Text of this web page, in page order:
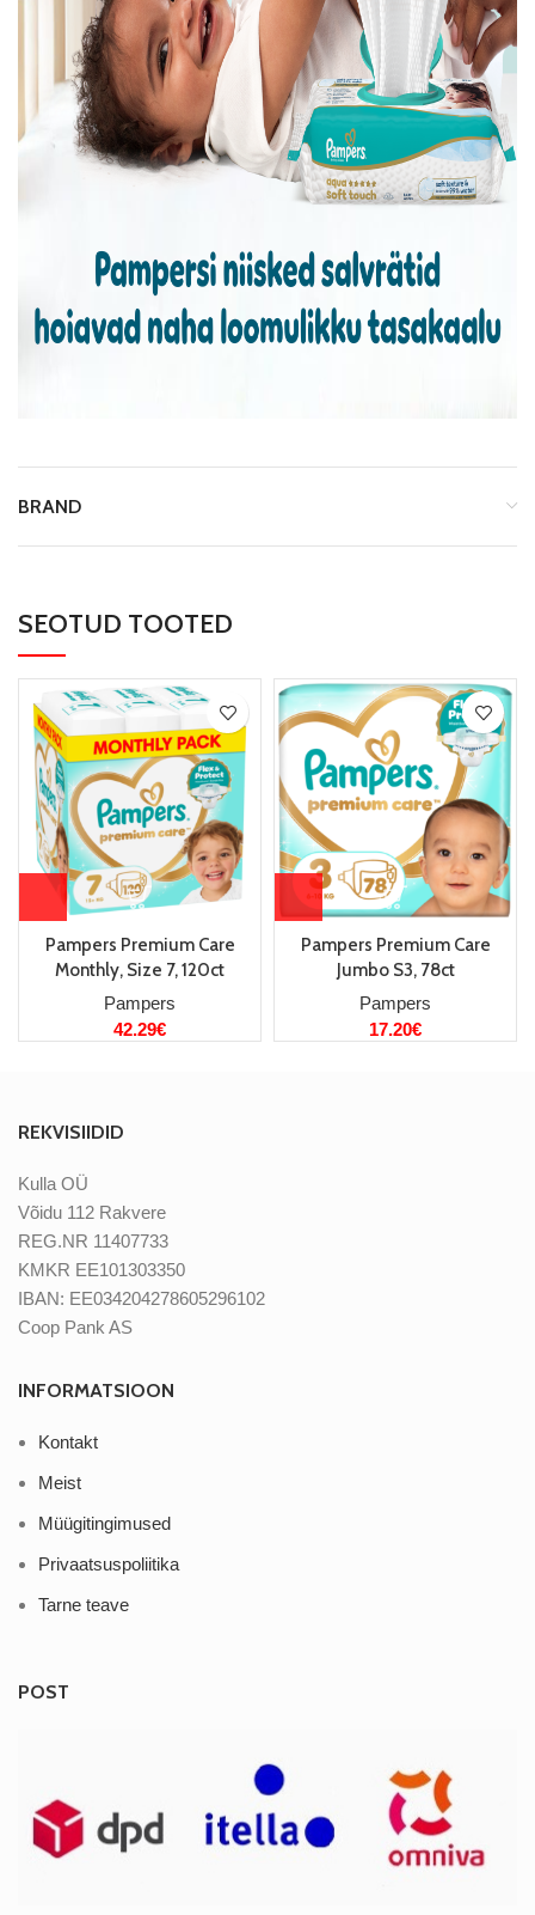
BRAND
SEOTUD TOOTED
Pampers Premium Care
Monthly, Size 7, 120ct
Pampers
42.29€
Pampers Premium Care
Jumbo S3, 78ct
Pampers
17.20€
REKVISIIDID
Kulla OÜ
Võidu 112 Rakvere
REG.NR 11407733
KMKR EE101303350
IBAN: EE034204278605296102
Coop Pank AS
INFORMATSIOON
Kontakt
Meist
Müügitingimused
Privaatsuspoliitika
Tarne teave
POST